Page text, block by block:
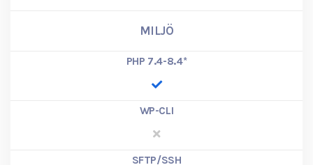
MILJÖ
PHP 7.4-8.4*
WP-CLI
SFTP/SSH